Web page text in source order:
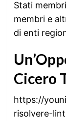
Stati
membri e
di enti
Cicero
https://
risolvere-